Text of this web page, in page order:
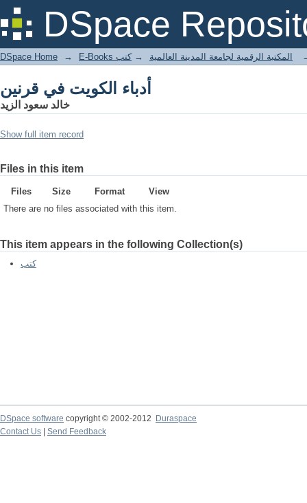
DSpace
أدباء الكويت في قرنين
DSpace Home → E-Books المكتبة الرقمية لجامعة المدينة العالمية → كتب
أدباء الكويت في قرنين
خالد سعود الزيد
Show full item record
Files in this item
Files Size Format
View
There are no files associated with this item.
This item appears in the following Collection(s)
كتب
DSpace software copyright © 2002-2012
Duraspace
Contact Us
Send Feedback